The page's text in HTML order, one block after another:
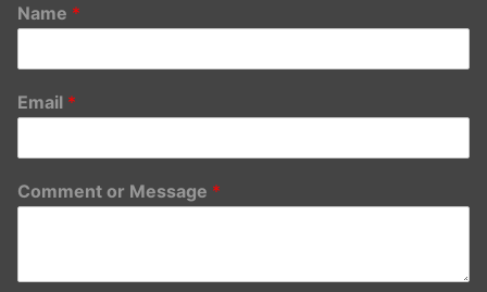
Name *
Email *
Comment or Message *